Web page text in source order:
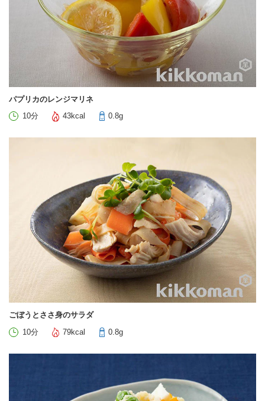
パプリカのレンジマリネ
10分
43kcal 0.8g
ごぼうとささ身のサラダ
10分
79kcal 0.8g